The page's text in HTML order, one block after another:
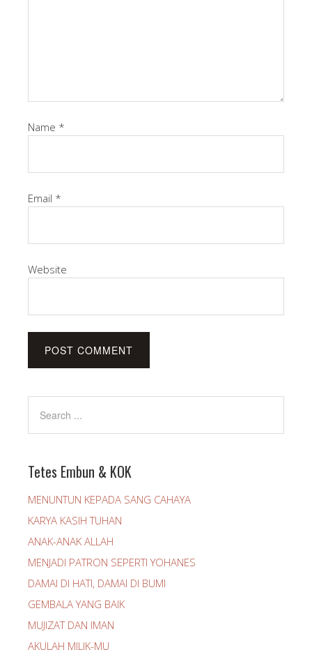
Name *
Email *
Website
Tetes Embun & KOK
MENUNTUN KEPADA SANG CAHAYA
KARYA KASIH TUHAN
ANAK-ANAK ALLAH
MENJADI PATRON SEPERTI YOHANES
DAMAI DI HATI, DAMAI DI BUMI
GEMBALA YANG BAIK
MUJIZAT DAN IMAN
AKULAH MILIK-MU